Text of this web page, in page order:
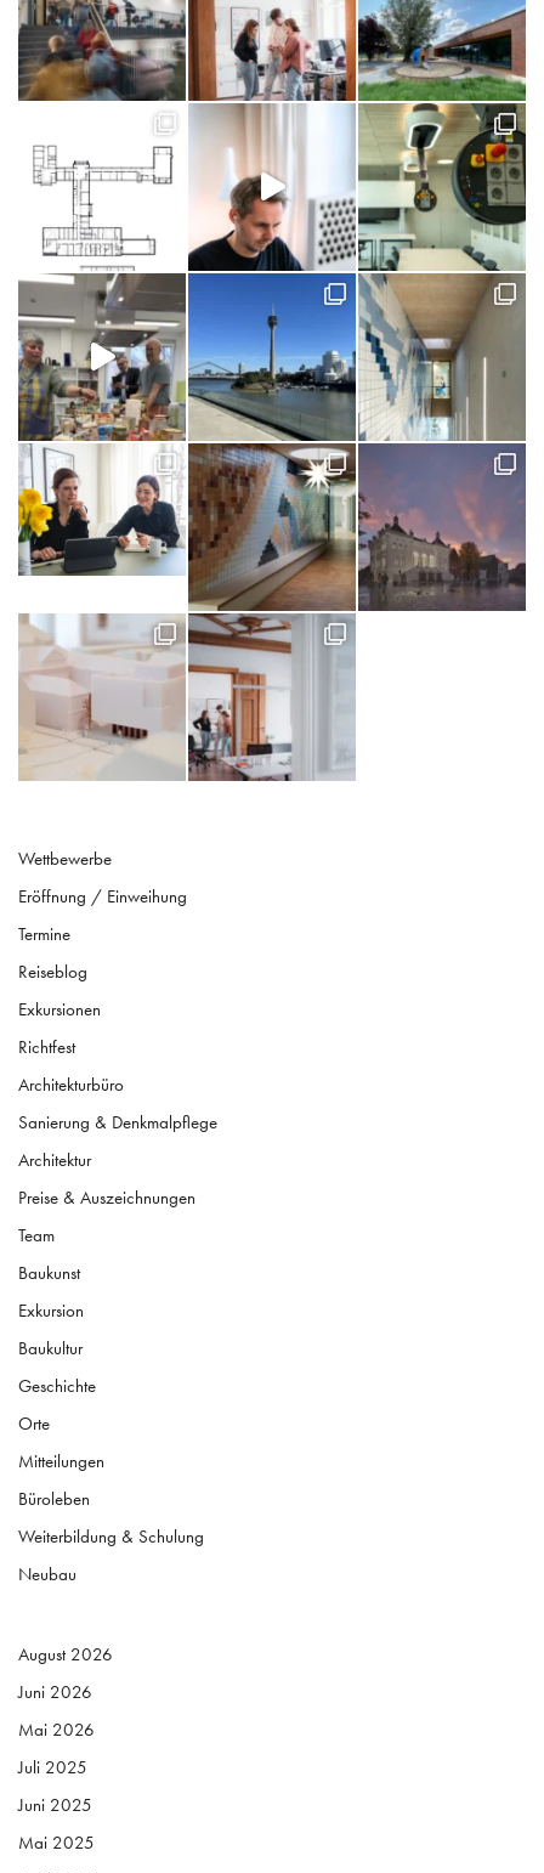
Wettbewerbe
Eröffnung / Einweihung
Termine
Reiseblog
Exkursionen
Richtfest
Architekturbüro
Sanierung & Denkmalpflege
Architektur
Preise & Auszeichnungen
Team
Baukunst
Exkursion
Baukultur
Geschichte
Orte
Mitteilungen
Büroleben
Weiterbildung & Schulung
Neubau
August 2026
Juni 2026
Mai 2026
Juli 2025
Juni 2025
Mai 2025